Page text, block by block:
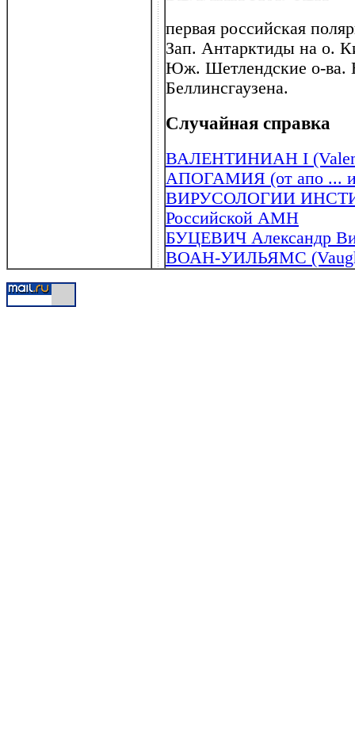
первая российская
Зап. Антарктиды на о.
Юж. Шетлендские о-ва.
Беллинсгаузена.
Случайная справка
ВАЛЕНТИНИАН I
АПОГАМИЯ (от апо ... и
ВИРУСОЛОГИИ
Российской АМН
БУЦЕВИЧ Александр
ВОАН-УИЛЬЯМС